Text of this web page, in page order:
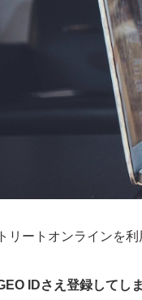
リートオンラインを
IDさえ登録してし